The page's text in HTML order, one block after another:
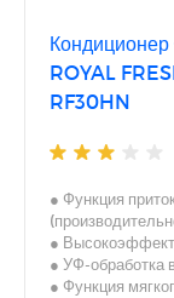
ROYAL
RF30HN
● Функция
●
● УФ-обработка
● Функция